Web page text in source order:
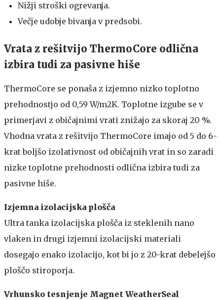
Nižji stroški ogrevanja.
Večje udobje bivanja v predsobi.
Vrata z rešitvijo ThermoCore odlična
izbira tudi za pasivne hiše
ThermoCore se ponaša z izjemno nizko toplotno
prehodnostjo od 0,59 W/m2K. Toplotne izgube se v
primerjavi z običajnimi vrati znižajo za skoraj 20 %.
Vhodna vrata z rešitvijo ThermoCore imajo od 5 do 6-
krat boljšo izolativnost od običajnih vrat in so zaradi
nizke toplotne prehodnosti odlična izbira tudi za
pasivne hiše.
Izjemna izolacijska plošča
Ultra tanka izolacijska plošča iz steklenih nano
vlaken in drugi izjemni izolacijski materiali
dosegajo enako izolacijo, kot bi jo z 20-krat debelejšo
ploščo stiroporja.
Vrhunsko tesnjenje Magnet WeatherSeal